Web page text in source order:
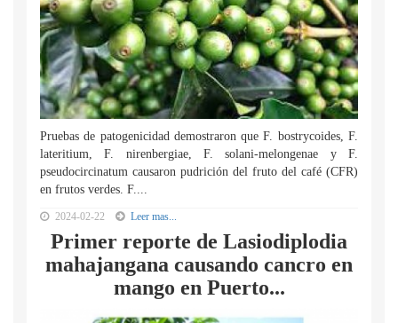
Pruebas de patogenicidad demostraron que F. bostrycoides, F.
lateritium, F. nirenbergiae, F. solani-melongenae y F.
pseudocircinatum causaron pudrición del fruto del café (CFR)
en frutos verdes. F....
2024-02-22 Leer mas...
Primer reporte de Lasiodiplodia
mahajangana causando cancro en
mango en Puerto...